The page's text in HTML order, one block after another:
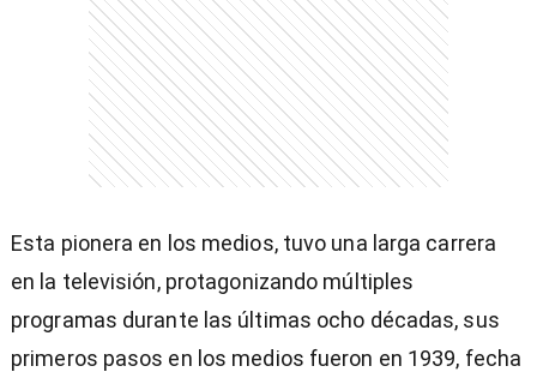
Esta pionera en los medios, tuvo una larga carrera
en la televisión, protagonizando múltiples
programas durante las últimas ocho décadas, sus
primeros pasos en los medios fueron en 1939, fecha